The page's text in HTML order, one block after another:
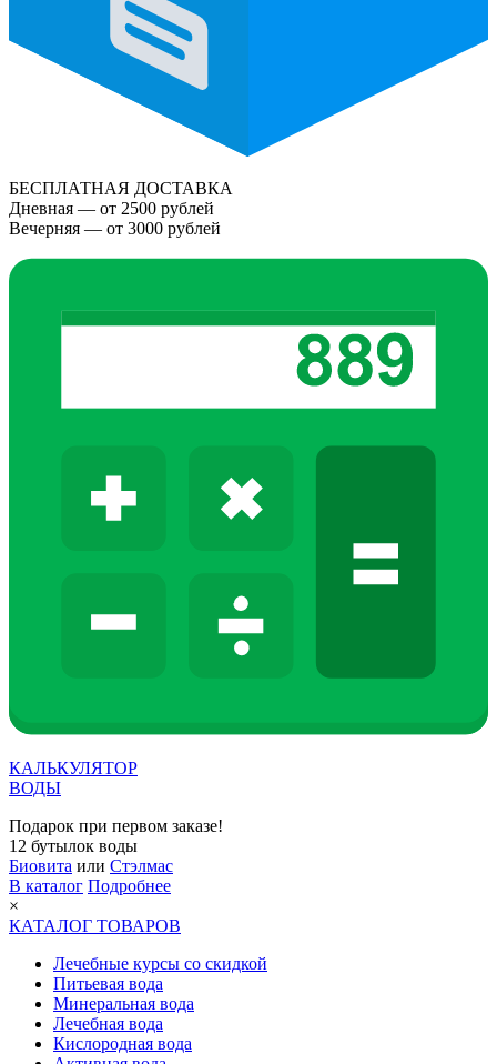
БЕСПЛАТНАЯ ДОСТАВКА
Дневная — от 2500 рублей
Вечерняя — от 3000 рублей
КАЛЬКУЛЯТОР
ВОДЫ
Подарок при первом заказе!
12 бутылок воды
Биовита или Стэлмас
В каталог Подробнее
×
КАТАЛОГ ТОВАРОВ
Лечебные курсы со скидкой
Питьевая вода
Минеральная вода
Лечебная вода
Кислородная вода